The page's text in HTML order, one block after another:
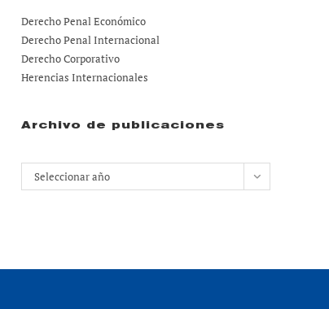
Derecho Penal Económico
Derecho Penal Internacional
Derecho Corporativo
Herencias Internacionales
Archivo de publicaciones
Archivos
Seleccionar año